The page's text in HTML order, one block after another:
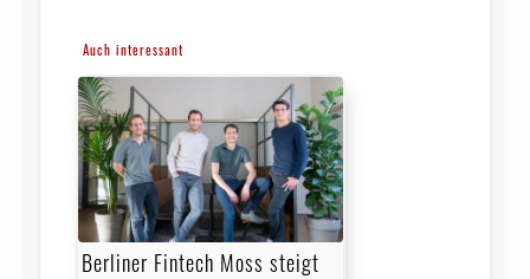
Auch interessant
Berliner Fintech Moss steigt